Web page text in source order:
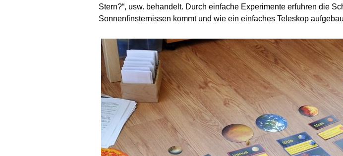
Stern?“, usw. behandelt. Durch einfache Experimente erfuhren die
Sonnenfinsternissen kommt und wie ein einfaches Teleskop